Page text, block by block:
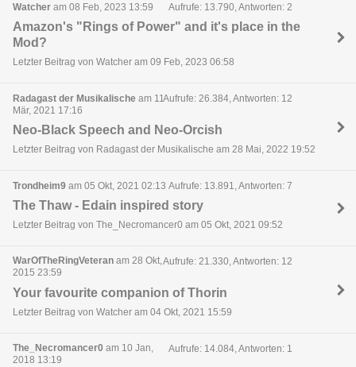
Watcher am 08 Feb, 2023 13:59 Aufrufe: 13.790, Antworten: 2
Amazon's "Rings of Power" and it's place in the
Mod?
Letzter Beitrag von Watcher am 09 Feb, 2023 06:58
Radagast der Musikalische am 11
Mär, 2021 17:16
Aufrufe: 26.384, Antworten: 12
Neo-Black Speech and Neo-Orcish
Letzter Beitrag von Radagast der Musikalische am 28 Mai, 2022 19:52
Trondheim9 am 05 Okt, 2021 02:13 Aufrufe: 13.891, Antworten: 7
The Thaw - Edain inspired story
Letzter Beitrag von The_Necromancer0 am 05 Okt, 2021 09:52
WarOfTheRingVeteran am 28 Okt,
2015 23:59
Aufrufe: 21.330, Antworten: 12
Your favourite companion of Thorin
Letzter Beitrag von Watcher am 04 Okt, 2021 15:59
The_Necromancer0 am 10 Jan,
2018 13:19
Aufrufe: 14.084, Antworten: 1